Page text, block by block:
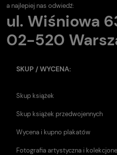
a najlepiej nas odwiedź:
ul. Wiśniowa
02-520
SKUP / WYCENA:
Skup książek
Skup książek przedwojennych
Wycena i kupno plakatów
Fotografia artystyczna i